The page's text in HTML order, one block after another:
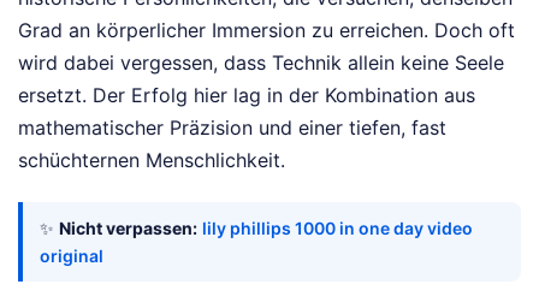
Grad an körperlicher Immersion zu erreichen. Doch oft
wird dabei vergessen, dass Technik allein keine Seele
ersetzt. Der Erfolg hier lag in der Kombination aus
mathematischer Präzision und einer tiefen, fast
schüchternen Menschlichkeit.
✨ Nicht verpassen: lily phillips 1000 in one day video
original